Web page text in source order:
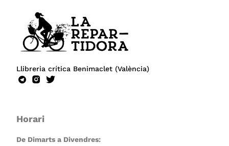
Llibreria crítica Benimaclet (València)
Horari
De Dimarts a Divendres: